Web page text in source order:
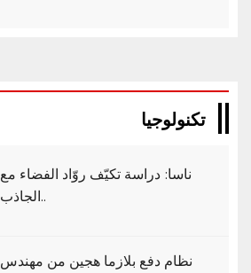
تكنولوجيا
ناسا: دراسة تكيّف روّاد الفضاء مع
الجاذب..
نظام دفع بلازما هجين من مهندس